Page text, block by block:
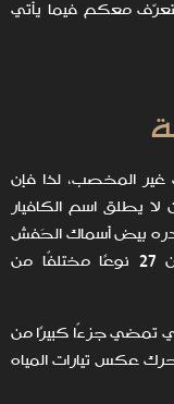
معكم فيما يأتي
المخصب، لذا فإن
يطلق اسم الكافيار
بيض أسماك الحَفش
Sturgeon، وهي فصيلة أسماك تتكون من 27 نوعًا مختلفًا من
تمضي جزءًا كبيرًا من
عكس تيارات المياه